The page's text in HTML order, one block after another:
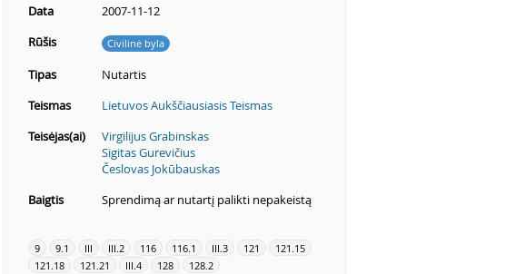
Data
2007-11-12
Rūšis
Civilinė byla
Tipas
Nutartis
Teismas
Lietuvos Aukščiausiasis Teismas
Teisėjas(ai)
Virgilijus Grabinskas
Sigitas Gurevičius
Česlovas Jokūbauskas
Baigtis
Sprendimą ar nutartį palikti nepakeistą
9 9.1 III III.2 116 116.1 III.3 121
121.15
121.18
121.21 III.4 128 128.2